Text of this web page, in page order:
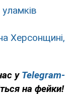
Херсонщині,
у Telegram-
на фейки!